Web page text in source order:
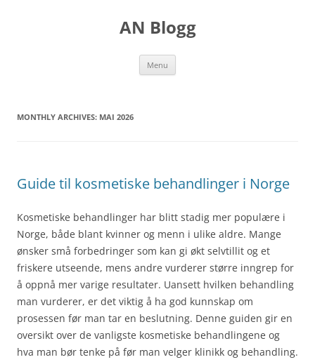
AN Blogg
Menu
MONTHLY ARCHIVES: MAI 2026
Guide til kosmetiske behandlinger i Norge
Kosmetiske behandlinger har blitt stadig mer populære i
Norge, både blant kvinner og menn i ulike aldre. Mange
ønsker små forbedringer som kan gi økt selvtillit og et
friskere utseende, mens andre vurderer større inngrep for
å oppnå mer varige resultater. Uansett hvilken behandling
man vurderer, er det viktig å ha god kunnskap om
prosessen før man tar en beslutning. Denne guiden gir en
oversikt over de vanligste kosmetiske behandlingene og
hva man bør tenke på før man velger klinikk og behandling.